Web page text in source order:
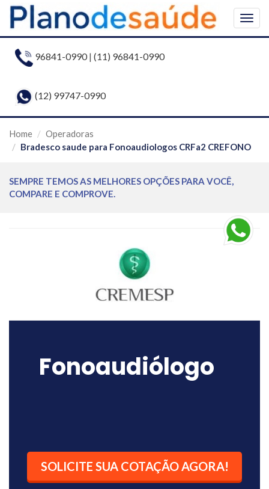
96841-0990| (11) 96841-0990
(12) 99747-0990
Home
Operadoras
Bradesco saude para Fonoaudiologos CRFa2 CREFONO
SEMPRE TEMOS AS MELHORES OPÇÕES PARA VOCÊ,
COMPARE E COMPROVE.
Fonoaudiólogo
SOLICITE SUA COTAÇÃO AGORA!